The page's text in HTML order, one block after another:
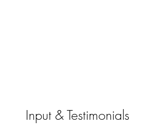
Input & Testimonials